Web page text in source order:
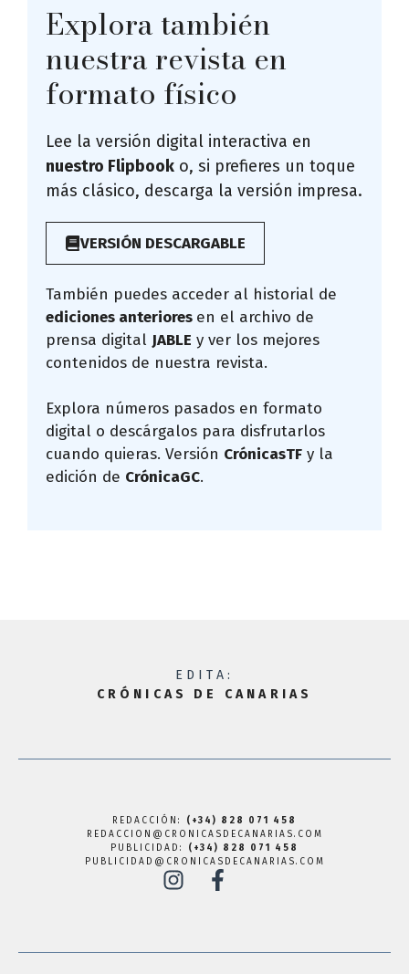
Explora también
nuestra revista en
formato físico
Lee la versión digital interactiva en
nuestro Flipbook o, si prefieres un toque
más clásico, descarga la versión impresa.
VERSIÓN DESCARGABLE
También puedes acceder al historial de
ediciones anteriores en el archivo de
prensa digital JABLE y ver los mejores
contenidos de nuestra revista.
Explora números pasados en formato
digital o descárgalos para disfrutarlos
cuando quieras. Versión CrónicasTF y la
edición de CrónicaGC.
EDITA:
CRÓNICAS DE CANARIAS
REDACCIÓN: (+34) 828 071 458
REDACCION@CRONICASDECANARIAS.COM
PUBLICIDAD: (+34) 828 071 458
PUBLICIDAD@CRONICASDECANARIAS.COM